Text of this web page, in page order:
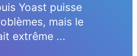
Yoast puisse
mais le
extrême ...